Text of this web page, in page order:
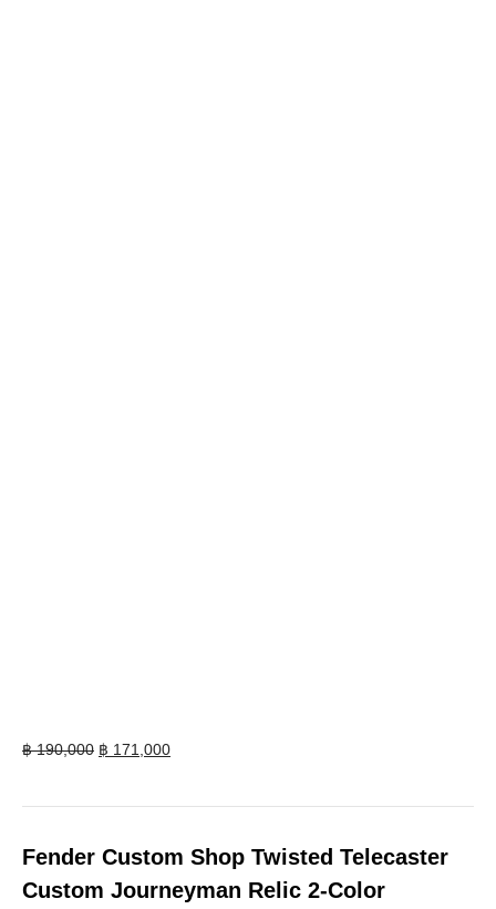
฿190,000 Original
฿ 171,000Current
Fender Custom Shop Twisted Telecaster
Custom Journeyman Relic 2-Color